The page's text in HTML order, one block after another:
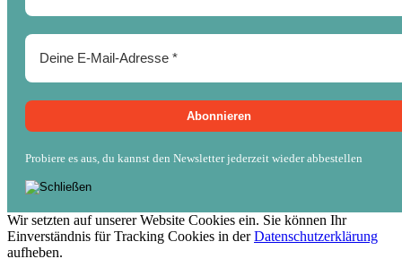
Probiere es aus, du kannst den Newsletter jederzeit wieder abbestellen
Wir setzten auf unserer Website Cookies ein. Sie können Ihr
Einverständnis für Tracking Cookies in derDatenschutzerklärung
aufheben.